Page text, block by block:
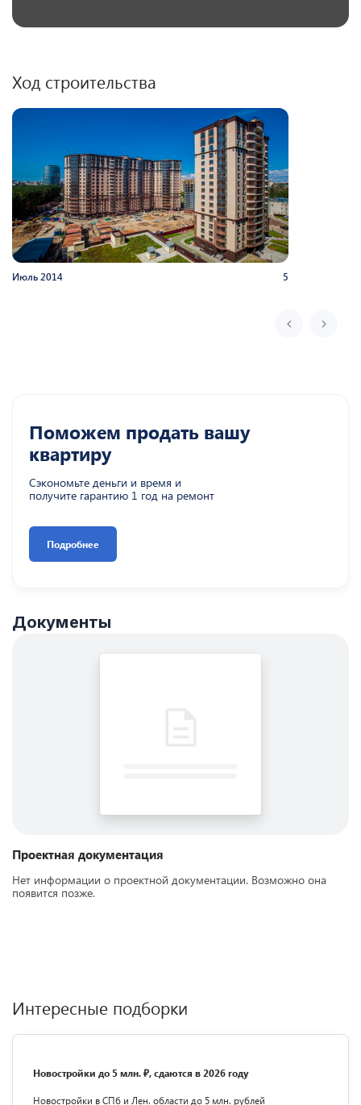
Ход строительства
Июль 2014 5
Поможем продать вашу
квартиру
Сэкономьте деньги и время и
получите гарантию 1 год на ремонт
Подробнее
Документы
Проектная документация
Нет информации о проектной документации. Возможно она
появится позже.
Интересные подборки
Новостройки до 5 млн. ₽, сдаются в 2026 году
Новостройки в СПб и Лен. области до 5 млн. рублей